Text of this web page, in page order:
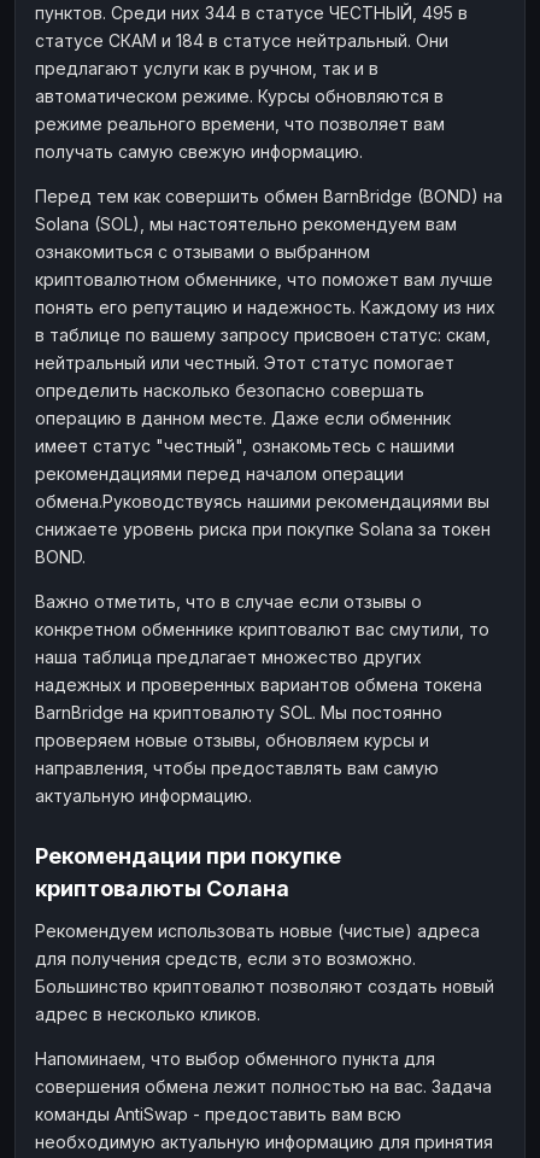
WU WU
НАЛИЧНЫЕ ДЕНЬГИ
Наличные
Наличные USD
Наличные
Наличные
Наличные
Наличные
пунктов. Среди них 344 в статусе ЧЕСТНЫЙ, 495 в
статусе СКАМ и 184 в статусе нейтральный. Они
предлагают услуги как в ручном, так и в
автоматическом режиме. Курсы обновляются в
режиме реального времени, что позволяет вам
получать самую свежую информацию.
Перед тем как совершить обмен BarnBridge (BOND) на
Solana (SOL), мы настоятельно рекомендуем вам
ознакомиться с отзывами о выбранном
криптовалютном обменнике, что поможет вам лучше
понять его репутацию и надежность. Каждому из них
в таблице по вашему запросу присвоен статус: скам,
нейтральный или честный. Этот статус помогает
определить насколько безопасно совершать
операцию в данном месте. Даже если обменник
имеет статус "честный", ознакомьтесь с нашими
рекомендациями перед началом операции
обмена.Руководствуясь нашими рекомендациями вы
снижаете уровень риска при покупке Solana за токен
BOND.
Важно отметить, что в случае если отзывы о
конкретном обменнике криптовалют вас смутили, то
наша таблица предлагает множество других
надежных и проверенных вариантов обмена токена
BarnBridge на криптовалюту SOL. Мы постоянно
проверяем новые отзывы, обновляем курсы и
направления, чтобы предоставлять вам самую
актуальную информацию.
Рекомендации при покупке
криптовалюты Солана
Рекомендуем использовать новые (чистые) адреса
для получения средств, если это возможно.
Большинство криптовалют позволяют создать новый
адрес в несколько кликов.
Напоминаем, что выбор обменного пункта для
совершения обмена лежит полностью на вас. Задача
команды AntiSwap - предоставить вам всю
необходимую актуальную информацию для принятия